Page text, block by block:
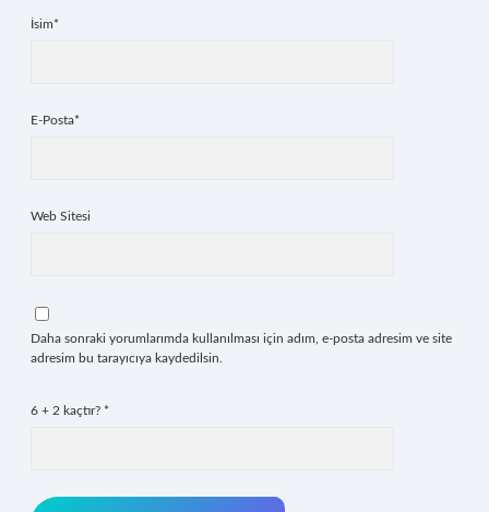
İsim*
E-Posta*
Web Sitesi
Daha sonraki yorumlarımda kullanılması için adım, e-posta adresim ve site
adresim bu tarayıcıya kaydedilsin.
6 + 2 kaçtır? *